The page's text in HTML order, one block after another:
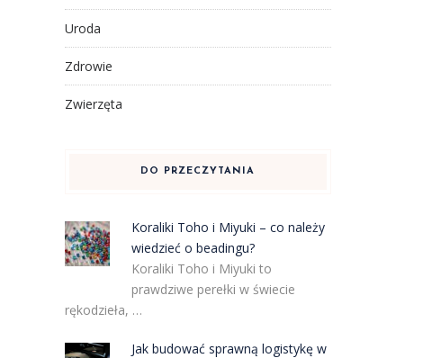
Uroda
Zdrowie
Zwierzęta
DO PRZECZYTANIA
Koraliki Toho i Miyuki – co należy
wiedzieć o beadingu?
Koraliki Toho i Miyuki to
prawdziwe perełki w świecie
rękodzieła, …
Jak budować sprawną logistykę w